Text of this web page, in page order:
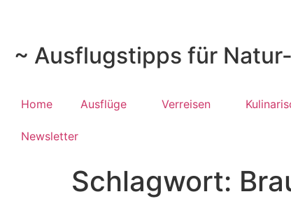
~ Ausflugstipps für
Home Ausflüge Verreisen
Newsletter
Schlagwort: